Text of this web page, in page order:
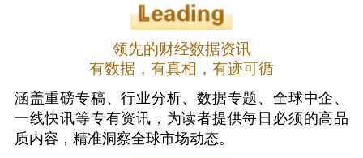
领先的财经数据资讯
有数据，有真相，有迹可循
涵盖重磅专稿、行业分析、数据专题、全球中企、
一线快讯等专有资讯，为读者提供每日必须的高品
质内容，精准洞察全球市场动态。